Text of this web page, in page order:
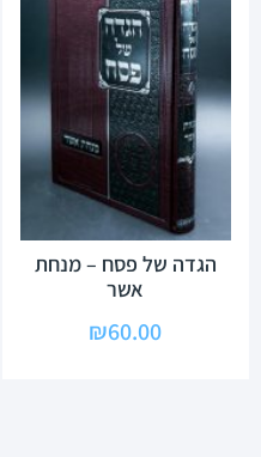
הגדה של פסח – מנחת
אשר
₪60.00